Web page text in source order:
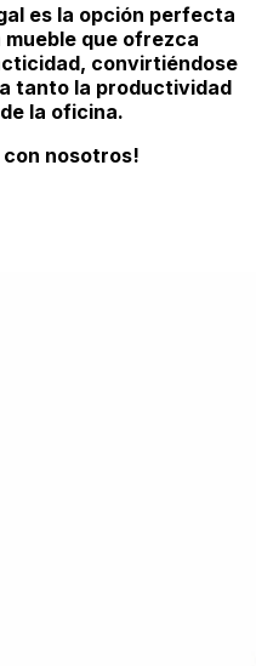
es la opción perfecta
que ofrezca
convirtiéndose
tanto la productividad
la oficina.
con nosotros!